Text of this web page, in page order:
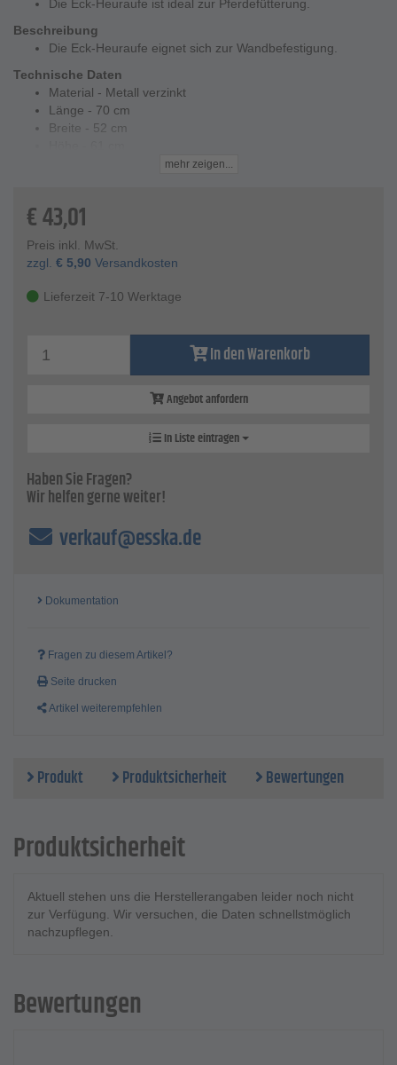
Die Eck-Heuraufe ist ideal zur Pferdefütterung.
Beschreibung
Die Eck-Heuraufe eignet sich zur Wandbefestigung.
Technische Daten
Material - Metall verzinkt
Länge - 70 cm
Breite - 52 cm
Stababstand - 105 mmmehr zeigen...
€43,01
Preis inkl. MwSt.
zzgl. € 5,90 Versandkosten
Lieferzeit 7-10 Werktage
In den Warenkorb
Angebot anfordern
In Liste eintragen
Haben Sie Fragen?
Wir helfen gerne weiter!
verkauf@esska.de
Dokumentation
Fragen zu diesem Artikel?
Seite drucken
Artikel weiterempfehlen
Produkt Produktsicherheit Bewertungen
Produktsicherheit
Aktuell stehen uns die Herstellerangaben leider noch nicht
zur Verfügung. Wir versuchen, die Daten schnellstmöglich
nachzupflegen.
Bewertungen